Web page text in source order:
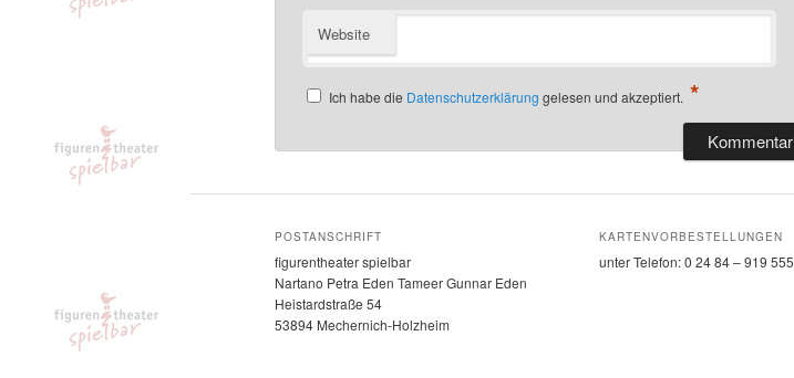
Website
Ich habe die Datenschutzerklärunggelesen und akzeptiert. *
POSTANSCHRIFT
figurentheater spielbar
Nartano Petra Eden Tameer Gunnar Eden
Heistardstraße 54
53894 Mechernich-Holzheim
KARTENVORBESTELLUNGEN
unter Telefon: 0 24 84 – 919 555